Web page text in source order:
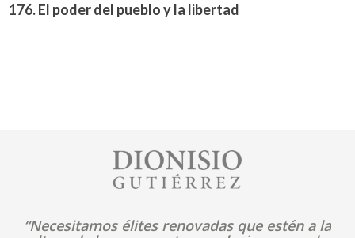
176. El poder del pueblo y la libertad
“Necesitamos élites renovadas que estén a la